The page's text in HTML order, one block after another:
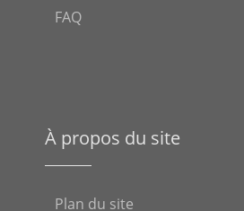
FAQ
À propos du site
Plan du site